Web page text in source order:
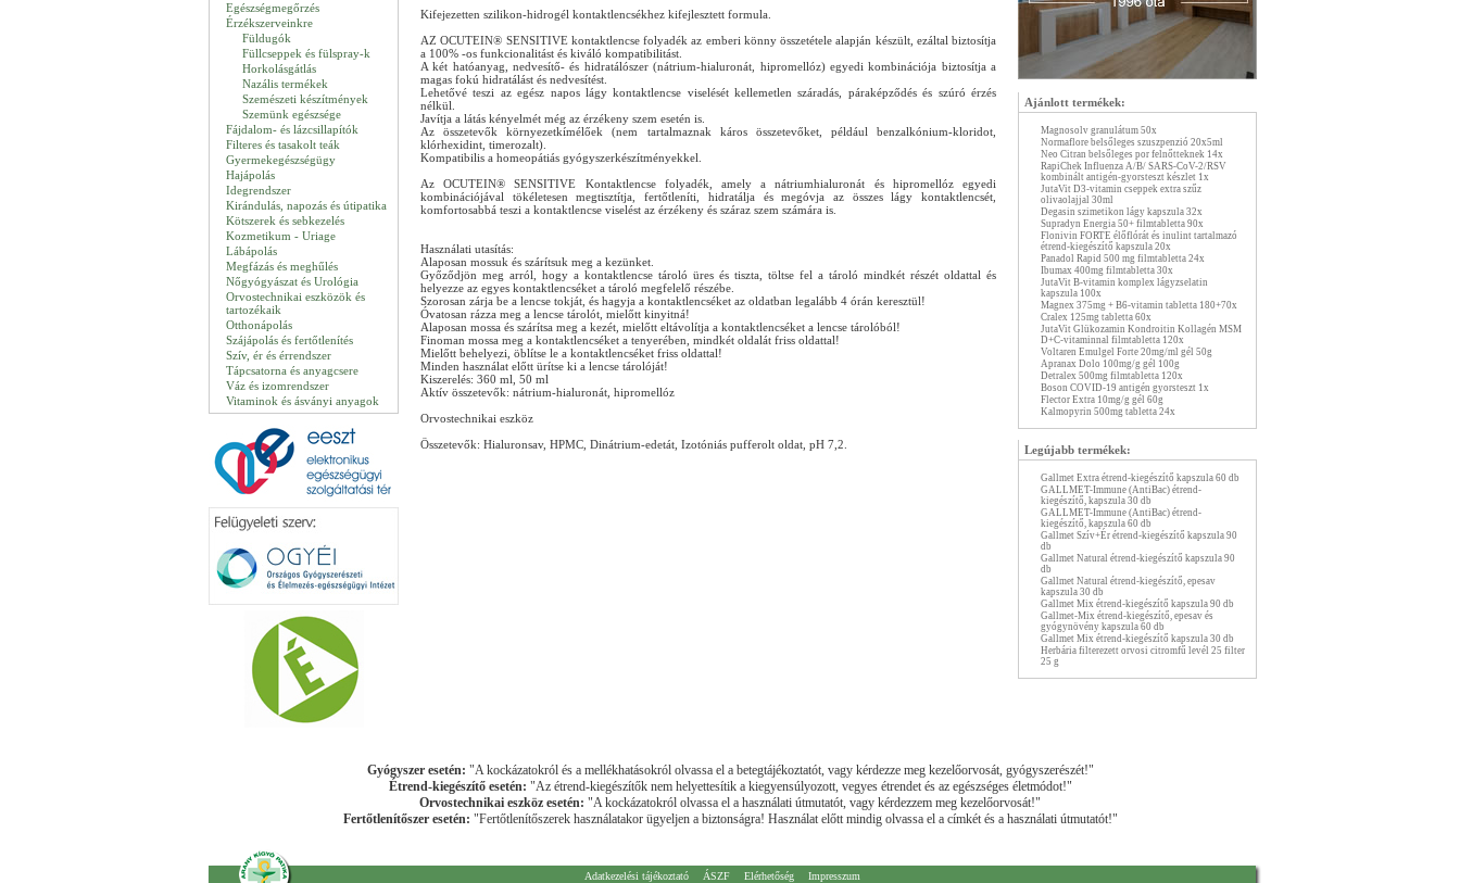
Egészségmegőrzés
Érzékszerveinkre
Füldugók
Füllcseppek és fülspray-k
Horkolásgátlás
Nazális termékek
Szemészeti készítmények
Szemünk egészsége
Fájdalom- és lázcsillapítók
Filteres és tasakolt teák
Gyermekegészségügy
Hajápolás
Idegrendszer
Kirándulás, napozás és útipatika
Kötszerek és sebkezelés
Kozmetikum - Uriage
Lábápolás
Megfázás és meghűlés
Nőgyógyászat és Urológia
Orvostechnikai eszközök és
tartozékaik
Otthonápolás
Szájápolás és fertőtlenítés
Szív, ér és érrendszer
Tápcsatorna és anyagcsere
Váz és izomrendszer
Vitaminok és ásványi anyagok
Kifejezetten szilikon-hidrogél kontaktlencsékhez kifejlesztett formula.
AZ OCUTEIN® SENSITIVE kontaktlencse folyadék az emberi könny összetétele alapján készült, ezáltal biztosítja
a 100% -os funkcionalitást és kiváló kompatibilitást.
A két hatóanyag, nedvesítő- és hidratálószer (nátrium-hialuronát, hipromellóz) egyedi kombinációja biztosítja a
magas fokú hidratálást és nedvesítést.
Lehetővé teszi az egész napos lágy kontaktlencse viselését kellemetlen száradás, páraképződés és szúró érzés
nélkül.
Javítja a látás kényelmét még az érzékeny szem esetén is.
Az összetevők környezetkímélőek (nem tartalmaznak káros összetevőket, például benzalkónium-kloridot,
klórhexidint, timerozalt).
Kompatibilis a homeopátiás gyógyszerkészítményekkel.
Az OCUTEIN® SENSITIVE Kontaktlencse folyadék, amely a nátriumhialuronát és hipromellóz egyedi
kombinációjával tökéletesen megtisztítja, fertőtleníti, hidratálja és megóvja az összes lágy kontaktlencsét,
komfortosabbá teszi a kontaktlencse viselést az érzékeny és száraz szem számára is.
Használati utasítás:
Alaposan mossuk és szárítsuk meg a kezünket.
Győződjön meg arról, hogy a kontaktlencse tároló üres és tiszta, töltse fel a tároló mindkét részét oldattal és
helyezze az egyes kontaktlencséket a tároló megfelelő részébe.
Szorosan zárja be a lencse tokját, és hagyja a kontaktlencséket az oldatban legalább 4 órán keresztül!
Óvatosan rázza meg a lencse tárolót, mielőtt kinyitná!
Alaposan mossa és szárítsa meg a kezét, mielőtt eltávolítja a kontaktlencséket a lencse tárolóból!
Finoman mossa meg a kontaktlencséket a tenyerében, mindkét oldalát friss oldattal!
Mielőtt behelyezi, öblítse le a kontaktlencséket friss oldattal!
Minden használat előtt ürítse ki a lencse tárolóját!
Kiszerelés: 360 ml, 50 ml
Aktív összetevők: nátrium-hialuronát, hipromellóz
Orvostechnikai eszköz
Összetevők: Hialuronsav, HPMC, Dinátrium-edetát, Izotóniás pufferolt oldat, pH 7,2.
Ajánlott termékek:
Magnosolv granulátum 50x
Normaflore belsőleges szuszpenzió 20x5ml
Neo Citran belsőleges por felnőtteknek 14x
RapiChek Influenza A/B/ SARS-CoV-2/RSV
kombinált antigén-gyorsteszt készlet 1x
JutaVit D3-vitamin cseppek extra szűz
olivaolajjal 30ml
Degasin szimetikon lágy kapszula 32x
Supradyn Energia 50+ filmtabletta 90x
Flonivin FORTE élőflórát és inulint tartalmazó
étrend-kiegészítő kapszula 20x
Panadol Rapid 500 mg filmtabletta 24x
Ibumax 400mg filmtabletta 30x
JutaVit B-vitamin komplex lágyzselatin
kapszula 100x
Magnex 375mg + B6-vitamin tabletta 180+70x
Cralex 125mg tabletta 60x
JutaVit Glükozamin Kondroitin Kollagén MSM
D+C-vitaminnal filmtabletta 120x
Voltaren Emulgel Forte 20mg/ml gél 50g
Apranax Dolo 100mg/g gél 100g
Detralex 500mg filmtabletta 120x
Boson COVID-19 antigén gyorsteszt 1x
Flector Extra 10mg/g gél 60g
Kalmopyrin 500mg tabletta 24x
Legújabb termékek:
Gallmet Extra étrend-kiegészítő kapszula 60 db
GALLMET-Immune (AntiBac) étrend-
kiegészítő, kapszula 30 db
GALLMET-Immune (AntiBac) étrend-
kiegészítő, kapszula 60 db
Gallmet Szív+Ér étrend-kiegészítő kapszula 90
db
Gallmet Natural étrend-kiegészítő kapszula 90
db
Gallmet Natural étrend-kiegészítő, epesav
kapszula 30 db
Gallmet Mix étrend-kiegészítő kapszula 90 db
Gallmet-Mix étrend-kiegészítő, epesav és
gyógynövény kapszula 60 db
Gallmet Mix étrend-kiegészítő kapszula 30 db
Herbária filterezett orvosi citromfű levél 25 filter
25 g
Gyógyszer esetén: "A kockázatokról és a mellékhatásokról olvassa el a betegtájékoztatót, vagy kérdezze meg kezelőorvosát, gyógyszerészét!"
Étrend-kiegészítő esetén: "Az étrend-kiegészítők nem helyettesítik a kiegyensúlyozott, vegyes étrendet és az egészséges életmódot!"
Orvostechnikai eszköz esetén: "A kockázatokról olvassa el a használati útmutatót, vagy kérdezzem meg kezelőorvosát!"
Fertőtlenítőszer esetén: "Fertőtlenítőszerek használatakor ügyeljen a biztonságra! Használat előtt mindig olvassa el a címkét és a használati útmutatót!"
Adatkezelési tájékoztató ÁSZF Elérhetőség Impresszum